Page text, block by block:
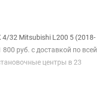
4/32 Mitsubishi L200 5 (2018-
800 руб. с доставкой по всей
центры в 23